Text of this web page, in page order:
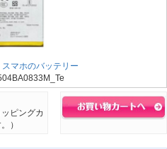
マホのバッテリー
ピングカ
）